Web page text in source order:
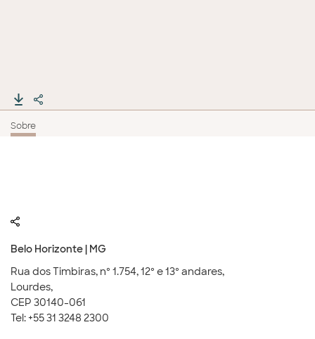
Sobre
Belo Horizonte | MG
Rua dos Timbiras, nº 1.754, 12º e 13º andares,
Lourdes,
CEP 30140-061
Tel: +55 31 3248 2300